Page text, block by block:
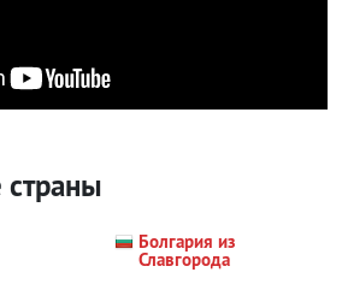
страны
Болгария из
Славгорода